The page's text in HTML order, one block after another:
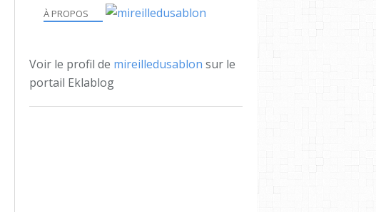
À PROPOS
Voir le profil de mireilledusablon sur le
portail Eklablog